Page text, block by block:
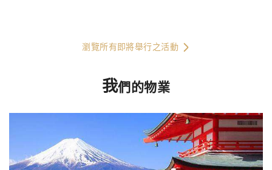
瀏覽所有即將舉行之活動
我們的物業